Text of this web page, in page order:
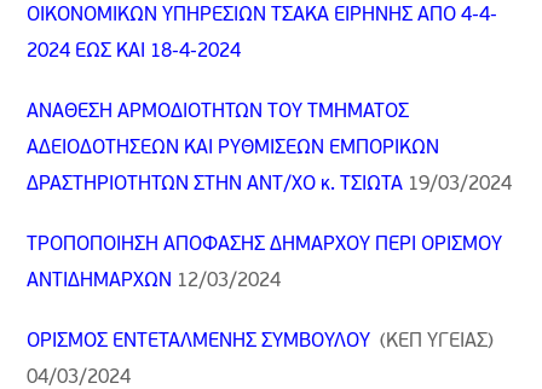
ΟΙΚΟΝΟΜΙΚΩΝ ΥΠΗΡΕΣΙΩΝ ΤΣΑΚΑ ΕΙΡΗΝΗΣ ΑΠΟ 4-4-
2024 ΕΩΣ ΚΑΙ 18-4-2024
ΑΝΑΘΕΣΗ ΑΡΜΟΔΙΟΤΗΤΩΝ ΤΟΥ ΤΜΗΜΑΤΟΣ
ΑΔΕΙΟΔΟΤΗΣΕΩΝ ΚΑΙ ΡΥΘΜΙΣΕΩΝ ΕΜΠΟΡΙΚΩΝ
ΔΡΑΣΤΗΡΙΟΤΗΤΩΝ ΣΤΗΝ ΑΝΤ/ΧΟ κ. ΤΣΙΩΤΑ 19/03/2024
ΤΡΟΠΟΠΟΙΗΣΗ ΑΠΟΦΑΣΗΣ ΔΗΜΑΡΧΟΥ ΠΕΡΙ ΟΡΙΣΜΟΥ
ΑΝΤΙΔΗΜΑΡΧΩΝ 12/03/2024
ΟΡΙΣΜΟΣ ΕΝΤΕΤΑΛΜΕΝΗΣ ΣΥΜΒΟΥΛΟΥ (ΚΕΠ ΥΓΕΙΑΣ)
04/03/2024